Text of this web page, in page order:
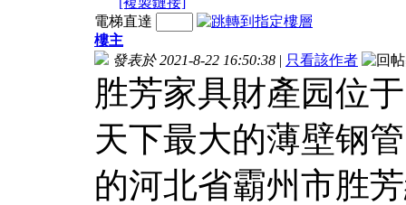
電梯直達
樓主
發表於 2021-8-22 16:50:38 | 只看該作者
胜芳家具財產园位
天下最大的薄壁钢
的河北省霸州市胜